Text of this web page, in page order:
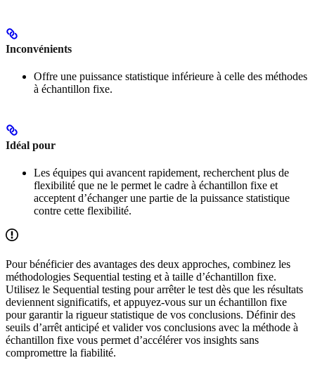
Inconvénients
Offre une puissance statistique inférieure à celle des méthodes
à échantillon fixe.
Idéal pour
Les équipes qui avancent rapidement, recherchent plus de
flexibilité que ne le permet le cadre à échantillon fixe et
acceptent d’échanger une partie de la puissance statistique
contre cette flexibilité.
Pour bénéficier des avantages des deux approches, combinez les
méthodologies Sequential testing et à taille d’échantillon fixe.
Utilisez le Sequential testing pour arrêter le test dès que les résultats
deviennent significatifs, et appuyez-vous sur un échantillon fixe
pour garantir la rigueur statistique de vos conclusions. Définir des
seuils d’arrêt anticipé et valider vos conclusions avec la méthode à
échantillon fixe vous permet d’accélérer vos insights sans
compromettre la fiabilité.